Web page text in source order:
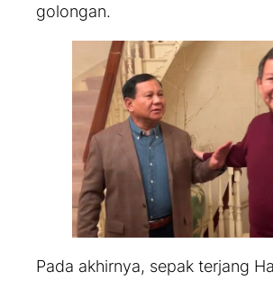
golongan.
Pada akhirnya, sepak terjang